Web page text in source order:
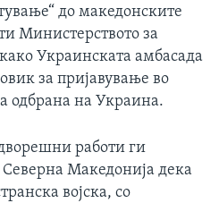
до македонските
Министерството за
Украинската амбасада
за пријавување во
одбрана на Украина.
работи ги
Северна Македонија дека
војска, со